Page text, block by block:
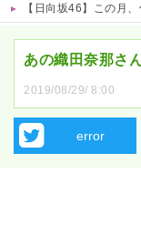
【日向坂46】この月、何
あの織田奈那さ
2019/08/29/ 8:00
error